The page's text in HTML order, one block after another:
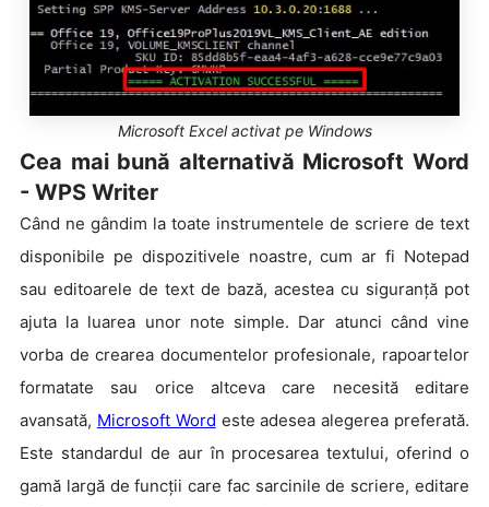
Microsoft Excel activat pe Windows
Cea mai bună alternativă Microsoft Word
- WPS Writer
Când ne gândim la toate instrumentele de scriere de text
disponibile pe dispozitivele noastre, cum ar fi Notepad
sau editoarele de text de bază, acestea cu siguranță pot
ajuta la luarea unor note simple. Dar atunci când vine
vorba de crearea documentelor profesionale, rapoartelor
formatate sau orice altceva care necesită editare
avansată, Microsoft Word este adesea alegerea preferată.
Este standardul de aur în procesarea textului, oferind o
gamă largă de funcții care fac sarcinile de scriere, editare